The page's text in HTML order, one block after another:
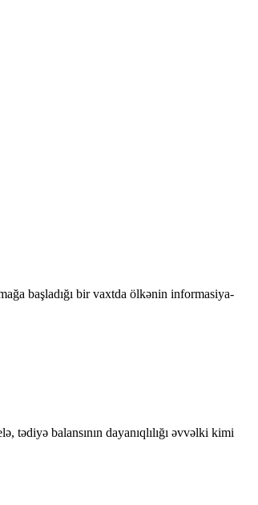
başladığı bir vaxtda ölkənin informasiya-
tədiyə balansının dayanıqlılığı əvvəlki kimi